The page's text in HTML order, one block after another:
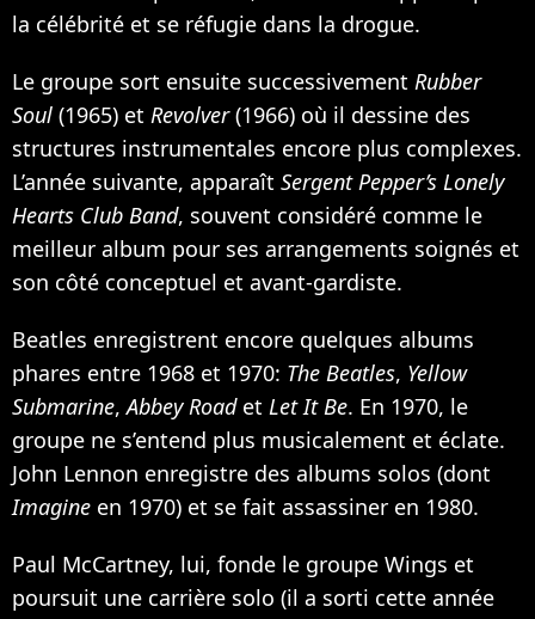
la célébrité et se réfugie dans la drogue.
Le groupe sort ensuite successivement Rubber
Soul (1965) et Revolver(1966) où il dessine des
structures instrumentales encore plus complexes.
L’année suivante, apparaît Sergent Pepper’s Lonely
Hearts Club Band, souvent considéré comme le
meilleur album pour ses arrangements soignés et
son côté conceptuel et avant-gardiste.
Beatles enregistrent encore quelques albums
phares entre 1968 et 1970: The Beatles, Yellow
Submarine,Abbey Roadet Let It Be. En 1970, le
groupe ne s’entend plus musicalement et éclate.
John Lennon enregistre des albums solos (dont
Imagine en 1970) et se fait assassiner en 1980.
Paul McCartney, lui, fonde le groupe Wings et
poursuit une carrière solo (il a sorti cette année